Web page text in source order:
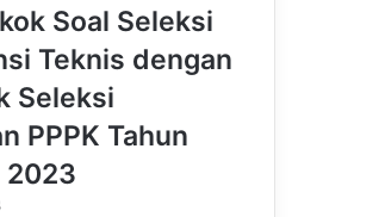
Soal Seleksi
Teknis dengan
Seleksi
PPPK Tahun
2023